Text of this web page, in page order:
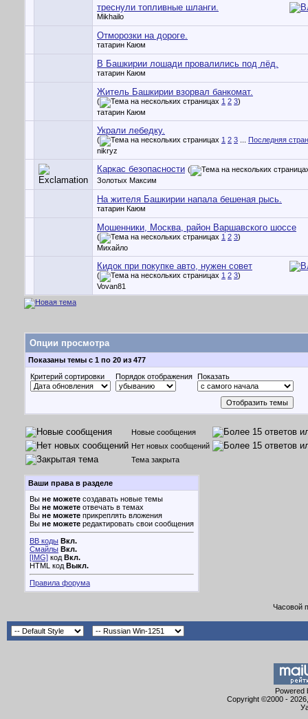
треснули топливные шланги.
Mikhailo
Отморозки на дороге.
татарин Каюм
В Башкирии лошади провалились под лёд.
татарин Каюм
Житель Башкирии взорвал банкомат.
( 1 2 3)
татарин Каюм
Украли лебедку.
( 1 2 3
Последняя
nikryz
Каркас безопасности (
Золотых Максим
На жителя Башкирии напала бешеная рысь.
татарин Каюм
Мошенники, Москва, район Варшавского шоссе
( 1 2 3)
Михайло
Кидок при покупке авто, нужен совет
( 1 2 3)
Vovan81
Опции просмотра
Показаны темы с 1 по 20 из 477
Критерий сортировки
Порядок отображения Показать
Новые сообщения
Нет новых сообщений
Тема закрыта
Ваши права в разделе
Вы не можете создавать новые темы
Вы не можете отвечать в темах
Вы не можете прикреплять вложения
Вы не можете редактировать свои сообщения
BB коды Вкл.
Смайлы Вкл.
[IMG] код Вкл.
HTML код Выкл.
Правила форума
Часовой
Powered
Copyright ©2000 -